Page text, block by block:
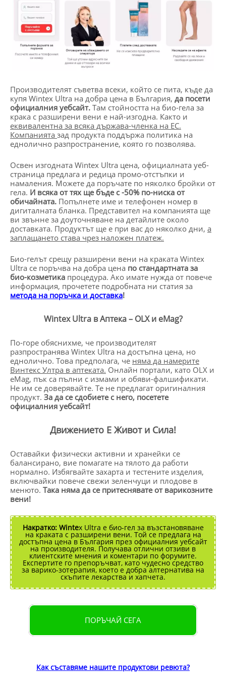
Производителят съветва всеки, който се пита, къде да
купя Wintex Ultra на добра цена в България, да посети
официалния уебсайт. Там стойността на био-гела за
крака с разширени вени е най-изгодна. Както и
еквивалентна за всяка държава-членка на ЕС.
Компанията зад продукта поддържа политика на
еднолично разпространение, която го позволява.
Освен изгодната Wintex Ultra цена, официалната уеб-
страница предлага и редица промо-отстъпки и
намаления. Можете да поръчате по няколко бройки от
гела. И всяка от тях ще бъде с -50% по-ниска от
обичайната. Попълнете име и телефонен номер в
дигиталната бланка. Представител на компанията ще
ви звънне за доуточняване на детайлите около
доставката. Продуктът ще е при вас до няколко дни, а
заплащането става чрез наложен платеж.
Био-гелът срещу разширени вени на краката Wintex
Ultra се поръчва на добра цена по стандартната за
био-козметика процедура. Ако имате нужда от повече
информация, прочетете подробната ни статия за
метода на поръчка и доставка!
Wintex Ultra в Аптека – OLX и eMag?
По-горе обяснихме, че производителят
разпространява Wintex Ultra на достъпна цена, но
еднолично. Това предполага, че няма да намерите
Винтекс Ултра в аптеката. Онлайн портали, като OLX и
eMag, пък са пълни с измами и обяви-фалшификати.
Не им се доверявайте. Те не предлагат оригиналния
продукт. За да се сдобиете с него, посетете
официалния уебсайт!
Движението Е Живот и Сила!
Оставайки физически активни и хранейки се
балансирано, вие помагате на тялото да работи
нормално. Избягвайте захарта и тестените изделия,
включвайки повече свежи зеленчуци и плодове в
менюто. Така няма да се притеснявате от варикозните
вени!
Накратко: Wintex Ultra е био-гел за възстановяване
на краката с разширени вени. Той се предлага на
достъпна цена в България през официалния уебсайт
на производителя. Получава отлични отзиви в
клиентските мнения и коментари по форумите.
Експертите го препоръчват, като чудесно средство
за варико-зотерапия, което е добра алтернатива на
скъпите лекарства и хапчета.
ПОРЪЧАЙ СЕГА
Как съставяме нашите продуктови ревюта?